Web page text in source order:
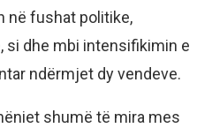
në fushat politike,
si dhe mbi intensifikimin e
ndërmjet dy vendeve.
shumë të mira mes